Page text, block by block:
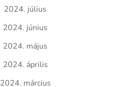
2024. július
2024. június
2024. május
2024. április
2024. március